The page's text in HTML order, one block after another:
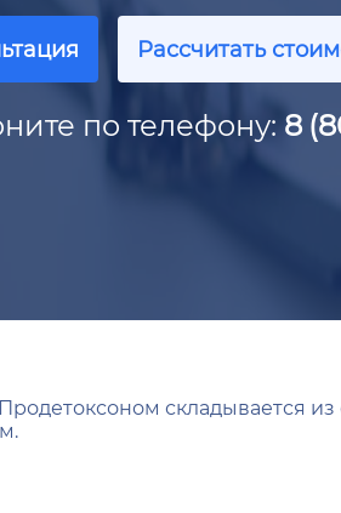
Рассчитать
по телефону: 8
складывается